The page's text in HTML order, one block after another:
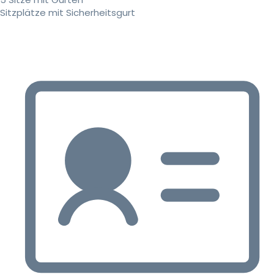
Sitzplätze mit Sicherheitsgurt